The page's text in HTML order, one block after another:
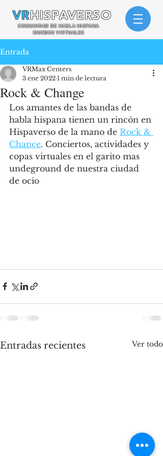
VRHISPAVERSO
COMUNIDAD DE HABLA HISPANA
MUNDOS VIRTUALES
Entrada
Rock & Change
VRMax Centers
3 ene 2022 1 min de lectura
Los amantes de las bandas de
habla hispana tienen un rincón en
Hispaverso de la mano de Rock &
Chance. Conciertos, actividades y
copas virtuales en el garito mas
undeground de nuestra ciudad
de ocio
Entradas recientes Ver todo